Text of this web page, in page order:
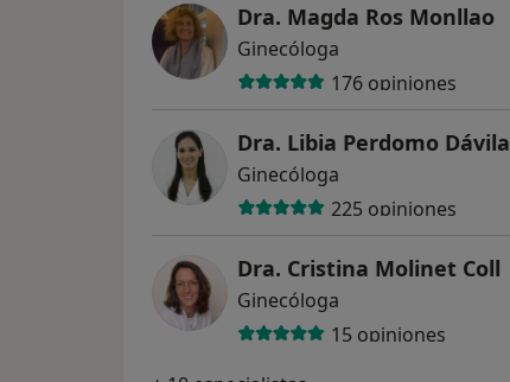
Dra. Magda Ros Monllao
Ginecóloga
176 opiniones
Dra. Libia Perdomo Dávila
Ginecóloga
225 opiniones
Dra. Cristina Molinet Coll
Ginecóloga
15 opiniones